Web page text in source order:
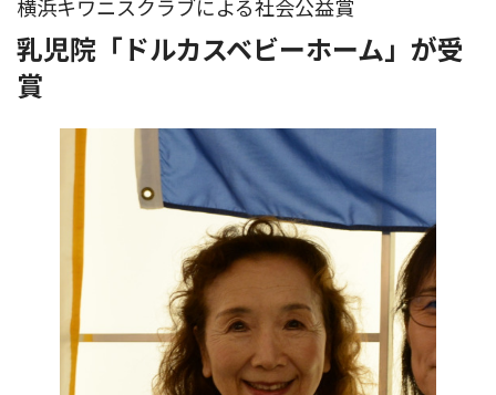
横浜キワニスクラブによる社会公益賞
乳児院「ドルカスベビーホーム」が受
賞